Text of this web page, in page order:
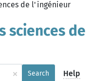
de l'ingénieur
sciences de
× Search Help